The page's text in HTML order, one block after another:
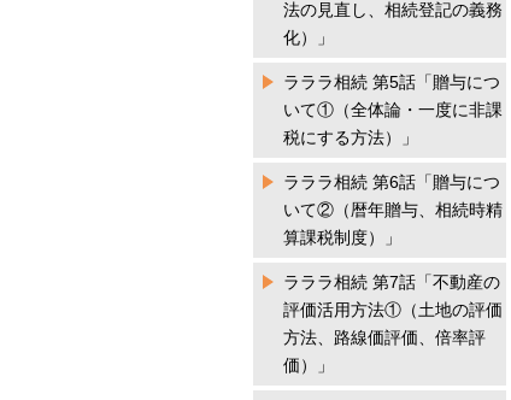
法の見直し、相続登記の義務
化）」
ラララ相続 第5話「贈与につ
いて①（全体論・一度に非課
税にする方法）」
ラララ相続 第6話「贈与につ
いて②（暦年贈与、相続時精
算課税制度）」
ラララ相続 第7話「不動産の
評価活用方法①（土地の評価
方法、路線価評価、倍率評
価）」